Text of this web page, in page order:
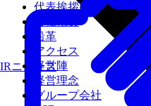
IRニュース
代表挨拶
沿革
アクセス
経営陣
経営理念
グループ会社